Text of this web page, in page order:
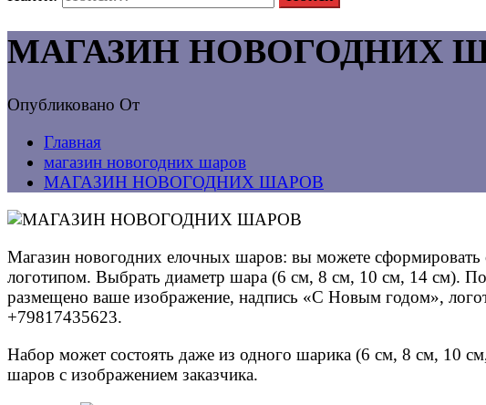
МАГАЗИН НОВОГОДНИХ
Опубликовано От
Главная
магазин новогодних шаров
МАГАЗИН НОВОГОДНИХ ШАРОВ
Магазин новогодних елочных шаров: вы можете сформировать
логотипом. Выбрать диаметр шара (6 см, 8 см, 10 см, 14 см).
размещено ваше изображение, надпись «С Новым годом»,
+79817435623.
Набор может состоять даже из одного шарика (6 см, 8 см, 10
шаров с изображением заказчика.